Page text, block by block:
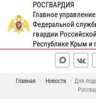
РОСГВАРДИЯ
Главное управление
Федеральной
гвардии
Республике Крым и
Главная Новости
Для